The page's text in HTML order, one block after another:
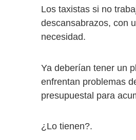
Los taxistas si no
descansabrazos, con
necesidad.
Ya deberían tener un
enfrentan problemas
presupuestal para
¿Lo tienen?.